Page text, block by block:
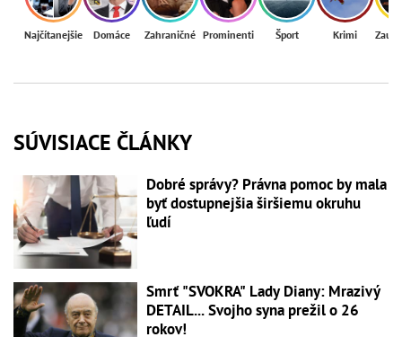
Najčítanejšie Domáce Zahraničné Prominenti Šport Krimi
SÚVISIACE ČLÁNKY
Dobré správy? Právna pomoc by mala
byť dostupnejšia širšiemu okruhu
ľudí
Smrť "SVOKRA" Lady Diany: Mrazivý
DETAIL... Svojho syna prežil o 26
rokov!